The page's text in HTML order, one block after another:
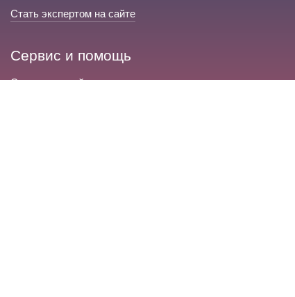
Стать экспертом на сайте
Сервис и помощь
Справка по сайту